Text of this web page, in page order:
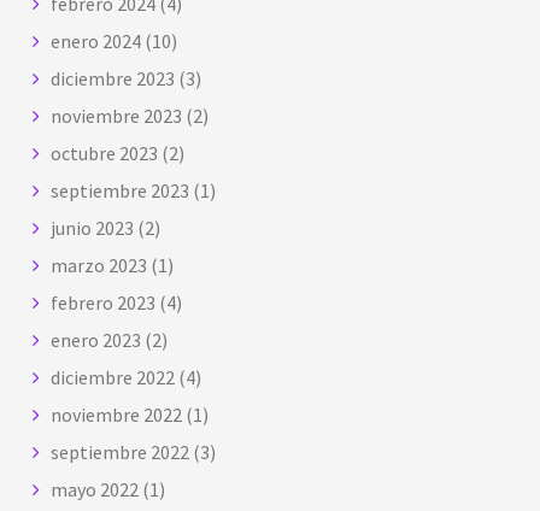
enero 2024 (10)
diciembre 2023 (3)
noviembre 2023 (2)
octubre 2023 (2)
septiembre 2023 (1)
junio 2023 (2)
marzo 2023 (1)
febrero 2023 (4)
enero 2023 (2)
diciembre 2022 (4)
noviembre 2022 (1)
septiembre 2022 (3)
mayo 2022 (1)